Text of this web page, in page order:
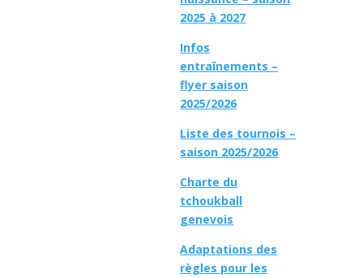
2025 à 2027
Infos
entraînements –
flyer saison
2025/2026
Liste des tournois –
saison 2025/2026
Charte du
tchoukball
genevois
Adaptations des
règles pour les